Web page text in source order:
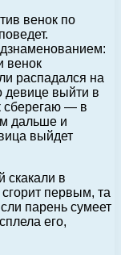
венок по
венок
распадался на
девице выйти в
сберегаю — в
дальше и
выйдет
скакали в
первым, та
парень сумеет
его,